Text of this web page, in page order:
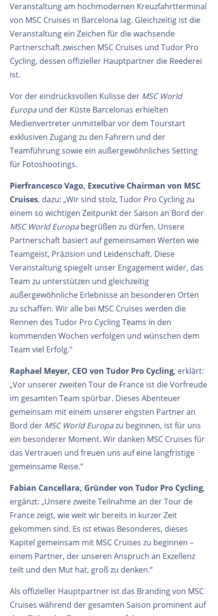
Veranstaltung am hochmodernen Kreuzfahrtterminal
von MSC Cruises in Barcelona lag. Gleichzeitig ist die
Veranstaltung ein Zeichen für die wachsende
Partnerschaft zwischen MSC Cruises und Tudor Pro
Cycling, dessen offizieller Hauptpartner die Reederei
ist.
Vor der eindrucksvollen Kulisse der MSC World
Europaund der Küste Barcelonas erhielten
Medienvertreter unmittelbar vor dem Tourstart
exklusiven Zugang zu den Fahrern und der
Teamführung sowie ein außergewöhnliches Setting
für Fotoshootings.
Pierfrancesco Vago, Executive Chairman von MSC
Cruises, dazu: „Wir sind stolz, Tudor Pro Cycling zu
einem so wichtigen Zeitpunkt der Saison an Bord der
MSC World Europabegrüßen zu dürfen. Unsere
Partnerschaft basiert auf gemeinsamen Werten wie
Teamgeist, Präzision und Leidenschaft. Diese
Veranstaltung spiegelt unser Engagement wider, das
Team zu unterstützen und gleichzeitig
außergewöhnliche Erlebnisse an besonderen Orten
zu schaffen. Wir alle bei MSC Cruises werden die
Rennen des Tudor Pro Cycling Teams in den
kommenden Wochen verfolgen und wünschen dem
Team viel Erfolg.“
Raphael Meyer, CEO von Tudor Pro Cycling, erklärt:
„Vor unserer zweiten Tour de France ist die Vorfreude
im gesamten Team spürbar. Dieses Abenteuer
gemeinsam mit einem unserer engsten Partner an
Bord der MSC World Europazu beginnen, ist für uns
ein besonderer Moment. Wir danken MSC Cruises für
das Vertrauen und freuen uns auf eine langfristige
gemeinsame Reise.“
Fabian Cancellara, Gründer von Tudor Pro Cycling,
ergänzt: „Unsere zweite Teilnahme an der Tour de
France zeigt, wie weit wir bereits in kurzer Zeit
gekommen sind. Es ist etwas Besonderes, dieses
Kapitel gemeinsam mit MSC Cruises zu beginnen –
einem Partner, der unseren Anspruch an Exzellenz
teilt und den Mut hat, groß zu denken.“
Als offizieller Hauptpartner ist das Branding von MSC
Cruises während der gesamten Saison prominent auf